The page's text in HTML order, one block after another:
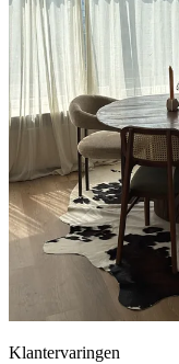
Klantervaringen